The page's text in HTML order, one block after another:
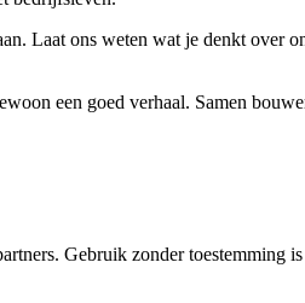
Laat ons weten wat je denkt over
een goed verhaal. Samen
Gebruik zonder toestemming is